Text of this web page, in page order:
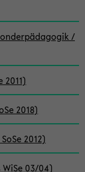
/
2011)
2018)
2012)
03/04)